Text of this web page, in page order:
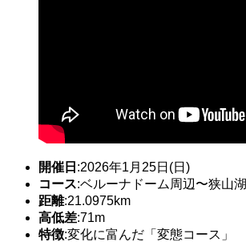
開催日 :2026年1月25日(日)
コース:ベルーナドーム周辺〜狭山湖
距離:21.0975km
高低差:71m
特徴:変化に富んだ「変態コース」